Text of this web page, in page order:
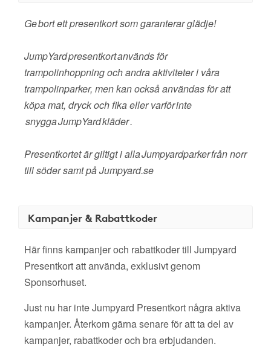
Ge bort ett presentkort som garanterar glädje!
JumpYard presentkort används för
trampolinhoppning och andra aktiviteter i våra
trampolinparker, men kan också användas för att
köpa mat, dryck och fika eller varför inte
snygga JumpYard kläder .
Presentkortet är giltigt i alla Jumpyardparker från norr
till söder samt på Jumpyard.se
Kampanjer & Rabattkoder
Här finns kampanjer och rabattkoder till Jumpyard
Presentkort att använda, exklusivt genom
Sponsorhuset.
Just nu har inte Jumpyard Presentkort några aktiva
kampanjer. Återkom gärna senare för att ta del av
kampanjer, rabattkoder och bra erbjudanden.